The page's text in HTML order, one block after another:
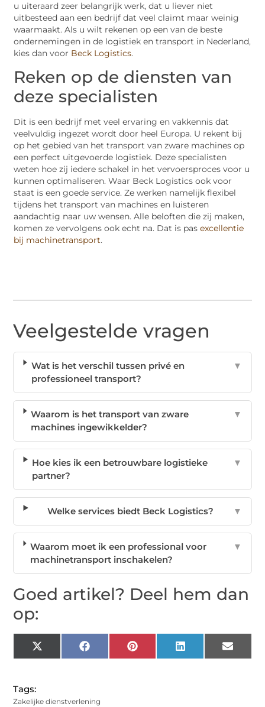
u uiteraard zeer belangrijk werk, dat u liever niet
uitbesteed aan een bedrijf dat veel claimt maar weinig
waarmaakt. Als u wilt rekenen op een van de beste
ondernemingen in de logistiek en transport in Nederland,
kies dan voor Beck Logistics.
Reken op de diensten van
deze specialisten
Dit is een bedrijf met veel ervaring en vakkennis dat
veelvuldig ingezet wordt door heel Europa. U rekent bij
op het gebied van het transport van zware machines op
een perfect uitgevoerde logistiek. Deze specialisten
weten hoe zij iedere schakel in het vervoersproces voor u
kunnen optimaliseren. Waar Beck Logistics ook voor
staat is een goede service. Ze werken namelijk flexibel
tijdens het transport van machines en luisteren
aandachtig naar uw wensen. Alle beloften die zij maken,
komen ze vervolgens ook echt na. Dat is pasexcellentie
bij machinetransport.
Veelgestelde vragen
Wat is het verschil tussen privé en
professioneel transport?
▼
Waarom is het transport van zware
machines ingewikkelder?
▼
Hoe kies ik een betrouwbare logistieke
partner?
▼
Welke services biedt Beck Logistics? ▼
Waarom moet ik een professional voor
machinetransport inschakelen?
▼
Goed artikel? Deel hem dan
op:
X
(Twitter)
Facebook Pinterest LinkedIn Email
Tags:
Zakelijke dienstverlening